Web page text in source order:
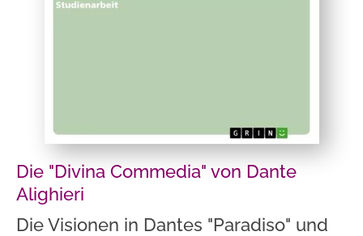
Die "Divina Commedia" von Dante
Alighieri
Die Visionen in Dantes "Paradiso" und